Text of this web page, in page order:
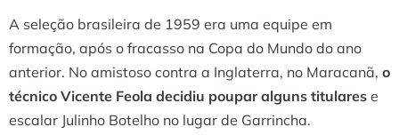
A seleção brasileira de 1959 era uma equipe em
formação, após o fracasso na Copa do Mundo do ano
anterior. No amistoso contra a Inglaterra, no Maracanã, o
técnico Vicente Feola decidiu poupar alguns titulares e
escalar Julinho Botelho no lugar de Garrincha.